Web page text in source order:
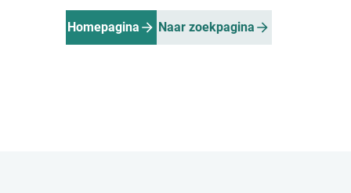
Homepagina Naar zoekpagina